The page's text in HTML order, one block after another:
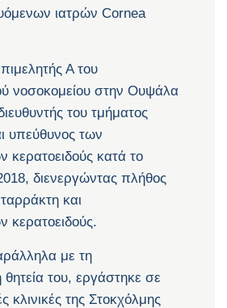
ιατρών Cornea
Α του
νοσοκομείου στην Ουψάλα
του τμήματος
υπεύθυνος των
κερατοειδούς κατά το
διενεργώντας πλήθος
και
κερατοειδούς.
με τη
του, εργάστηκε σε
κλινικές της Στοκχόλμης